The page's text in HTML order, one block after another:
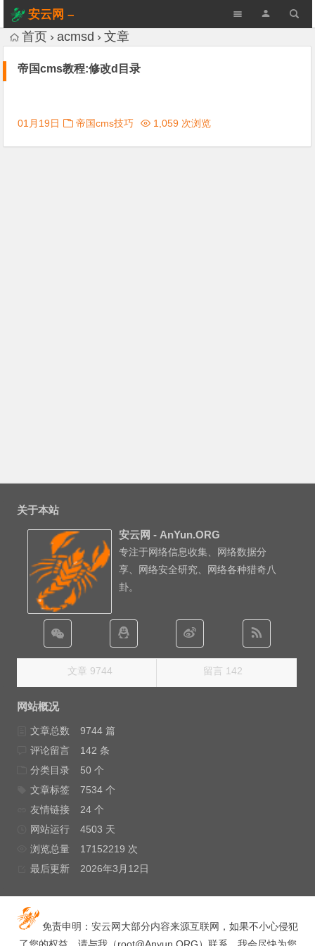
安云网 –
AnYun.ORG
首页 acmsd 文章
帝国cms教程:修改d目录
01月19日 帝国cms技巧 1,059 次浏览
关于本站
安云网 - AnYun.ORG
专注于网络信息收集、网络数据分
享、网络安全研究、网络各种猎奇八
卦。
文章 9744 留言 142
网站概况
文章总数
9744 篇
评论留言
142 条
分类目录
50 个
文章标签
7534 个
友情链接
24 个
网站运行
4503 天
浏览总量
17152219 次
最后更新
2026年3月12日
免责申明：安云网大部分内容来源互联网，如果不小心侵犯